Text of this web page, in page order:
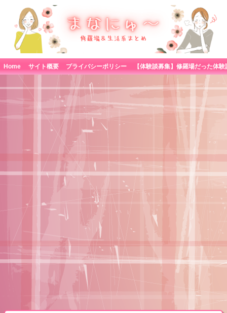
Home サイト概要 プライバシーポリシー